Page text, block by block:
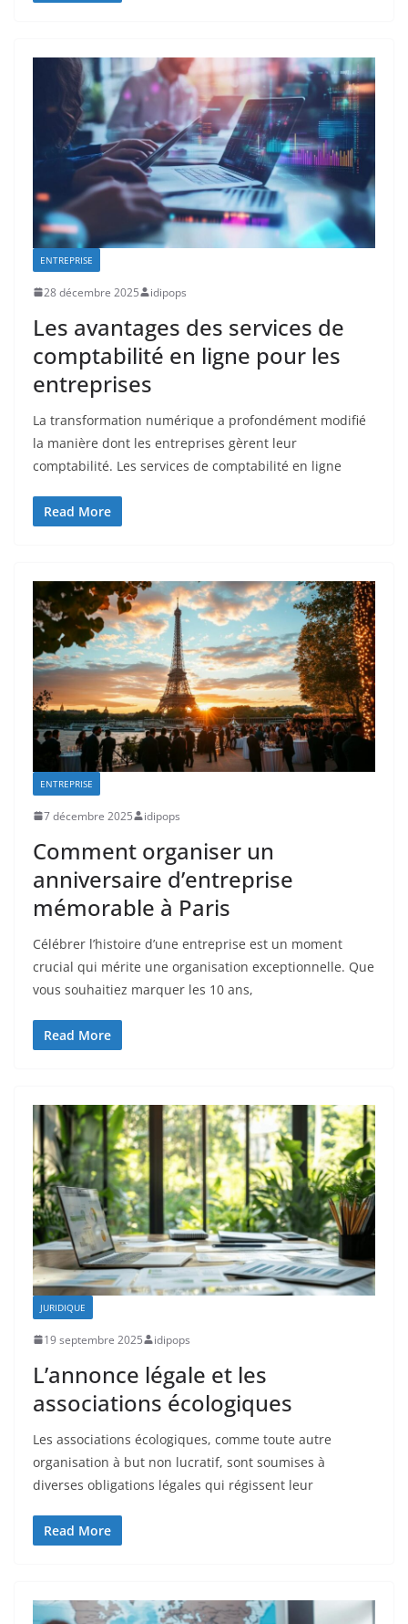
ENTREPRISE
28 décembre 2025 idipops
Les avantages des services de
comptabilité en ligne pour les
entreprises
La transformation numérique a profondément modifié
la manière dont les entreprises gèrent leur
comptabilité. Les services de comptabilité en ligne
Read More
ENTREPRISE
7 décembre 2025 idipops
Comment organiser un
anniversaire d’entreprise
mémorable à Paris
Célébrer l’histoire d’une entreprise est un moment
crucial qui mérite une organisation exceptionnelle. Que
vous souhaitiez marquer les 10 ans,
Read More
JURIDIQUE
19 septembre 2025 idipops
L’annonce légale et les
associations écologiques
Les associations écologiques, comme toute autre
organisation à but non lucratif, sont soumises à
diverses obligations légales qui régissent leur
Read More